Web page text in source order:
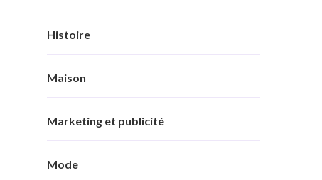
Histoire
Maison
Marketing et publicité
Mode